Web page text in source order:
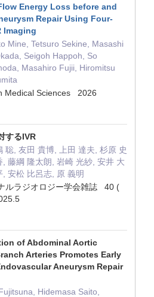
Energy Loss before and
Repair Using Four-
Imaging
Mine, Tetsuro Sekine, Masashi
Seigoh Happoh, So
Masahiro Fujii, Hiromitsu
Medical Sciences 2026
するIVR
聡, 友田 貴博, 上田 達夫, 杉原 史
藤綱 隆太朗, 岩崎 光紗, 安井 大
安松 比呂志, 原 義明
ルラジオロジー学会雑誌 40 (
of Abdominal Aortic
Arteries Promotes Early
Aneurysm Repair
Hidemasa Saito,